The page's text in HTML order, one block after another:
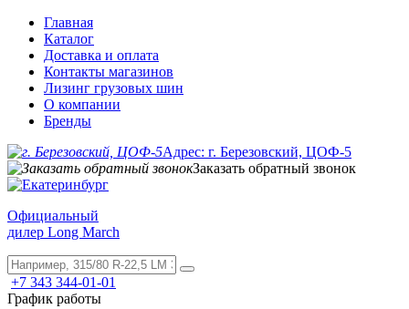
Главная
Каталог
Доставка и оплата
Контакты магазинов
Лизинг грузовых шин
О компании
Бренды
Адрес: г. Березовский, ЦОФ-5
Заказать обратный звонок
Официальный
дилер Long March
+7 343 344-01-01
График работы